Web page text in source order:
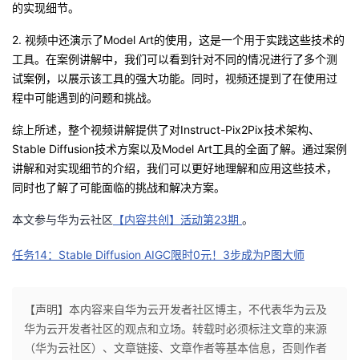
的实现细节。
2. 视频中还演示了Model Art的使用，这是一个用于实践这些技术的
工具。在案例讲解中，我们可以看到针对不同的情况进行了多个测
试案例，以展示该工具的强大功能。同时，视频还提到了在使用过
程中可能遇到的问题和挑战。
综上所述，整个视频讲解提供了对Instruct-Pix2Pix技术架构、
Stable Diffusion技术方案以及Model Art工具的全面了解。通过案例
讲解和对实现细节的介绍，我们可以更好地理解和应用这些技术，
同时也了解了可能面临的挑战和解决方案。
本文参与华为云社区 【内容共创】活动第23期 。
任务14：Stable Diffusion AIGC限时0元！3步成为P图大师
【声明】本内容来自华为云开发者社区博主，不代表华为云及
华为云开发者社区的观点和立场。转载时必须标注文章的来源
（华为云社区）、文章链接、文章作者等基本信息，否则作者